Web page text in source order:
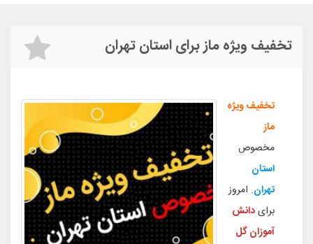
تخفیف ویژه ماز برای استان تهران
تخفیف ویژه
ماز
مخصوص
استان
تهران. امروز
برایدانش
آموزان گل